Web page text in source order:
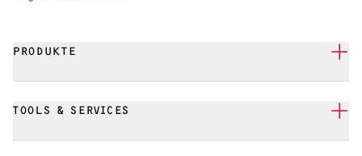
PRODUKTE
TOOLS & SERVICES